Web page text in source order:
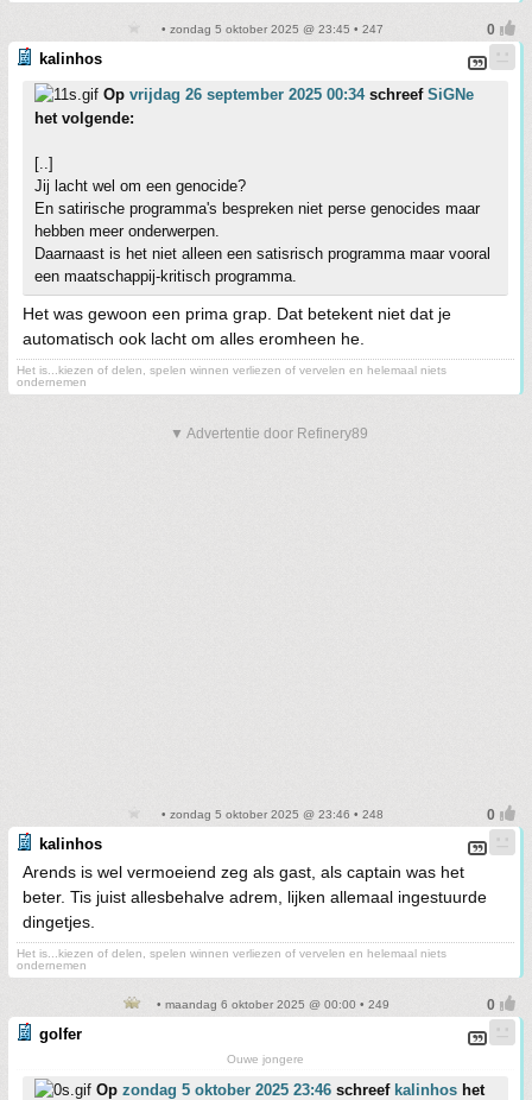
• zondag 5 oktober 2025 @ 23:45 • 247
kalinhos
Op vrijdag 26 september 2025 00:34schreef SiGNe
het volgende:
[..]
Jij lacht wel om een genocide?
En satirische programma's bespreken niet perse genocides maar
hebben meer onderwerpen.
Daarnaast is het niet alleen een satisrisch programma maar vooral
een maatschappij-kritisch programma.
Het was gewoon een prima grap. Dat betekent niet dat je
automatisch ook lacht om alles eromheen he.
Het is...kiezen of delen, spelen winnen verliezen of vervelen en helemaal niets
ondernemen
▼ Advertentie door Refinery89
• zondag 5 oktober 2025 @ 23:46 • 248
kalinhos
Arends is wel vermoeiend zeg als gast, als captain was het
beter. Tis juist allesbehalve adrem, lijken allemaal ingestuurde
dingetjes.
Het is...kiezen of delen, spelen winnen verliezen of vervelen en helemaal niets
ondernemen
• maandag 6 oktober 2025 @ 00:00 • 249
golfer
Ouwe jongere
Op zondag 5 oktober 2025 23:46 schreef kalinhos het